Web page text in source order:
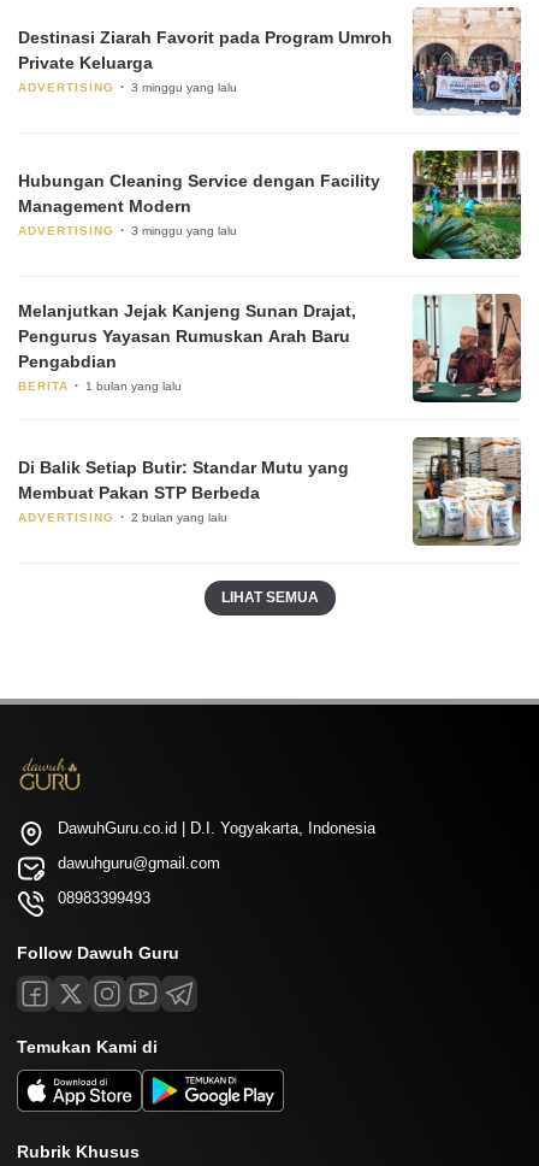
Destinasi Ziarah Favorit pada Program Umroh
Private Keluarga
ADVERTISING 3 minggu yang lalu
Hubungan Cleaning Service dengan Facility
Management Modern
ADVERTISING 3 minggu yang lalu
Melanjutkan Jejak Kanjeng Sunan Drajat,
Pengurus Yayasan Rumuskan Arah Baru
Pengabdian
BERITA 1 bulan yang lalu
Di Balik Setiap Butir: Standar Mutu yang
Membuat Pakan STP Berbeda
ADVERTISING 2 bulan yang lalu
LIHAT SEMUA
DawuhGuru.co.id | D.I. Yogyakarta, Indonesia
dawuhguru@gmail.com
08983399493
Follow Dawuh Guru
Temukan Kami di
Rubrik Khusus